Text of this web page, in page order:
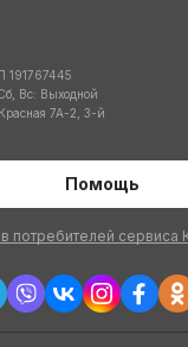
191767445
Вс: Выходной
7А-2, 3-й
Помощь
потребителей сервиса